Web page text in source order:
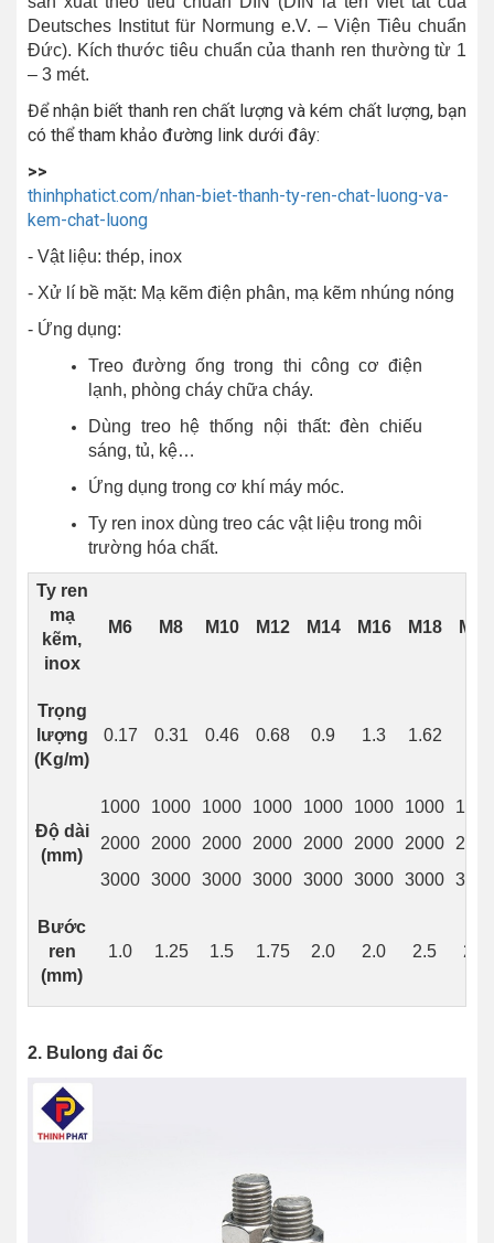
Deutsches Institut für Normung e.V. – Viện Tiêu chuẩn
Đức). Kích thước tiêu chuẩn của thanh ren thường từ 1
– 3 mét.
Để nhận biết thanh ren chất lượng và kém chất lượng, bạn
có thể tham khảo đường link dưới đây:
>>
thinhphatict.com/nhan-biet-thanh-ty-ren-chat-luong-va-
kem-chat-luong
- Vật liệu: thép, inox
- Xử lí bề mặt: Mạ kẽm điện phân, mạ kẽm nhúng nóng
- Ứng dụng:
Treo đường ống trong thi công cơ điện
lạnh, phòng cháy chữa cháy.
Dùng treo hệ thống nội thất: đèn chiếu
sáng, tủ, kệ…
Ứng dụng trong cơ khí máy móc.
Ty ren inox dùng treo các vật liệu trong môi
trường hóa chất.
Ty ren
mạ
kẽm,
inox
M6 M8 M10 M12 M14 M16 M18 M20
Trọng
lượng
(Kg/m)
0.17 0.31 0.46 0.68 0.9 1.3 1.62
Độ dài
(mm)
1000
2000
3000
1000
2000
3000
1000
2000
3000
1000
2000
3000
1000
2000
3000
1000
2000
3000
1000
2000
3000
1000
2000
3000
Bước
ren
(mm)
1.0 1.25 1.5 1.75 2.0 2.0 2.5 2.5
2. Bulong đai ốc